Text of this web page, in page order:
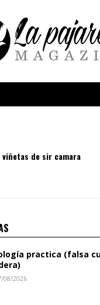
viñetas de sir camara
practica (falsa
08/2026